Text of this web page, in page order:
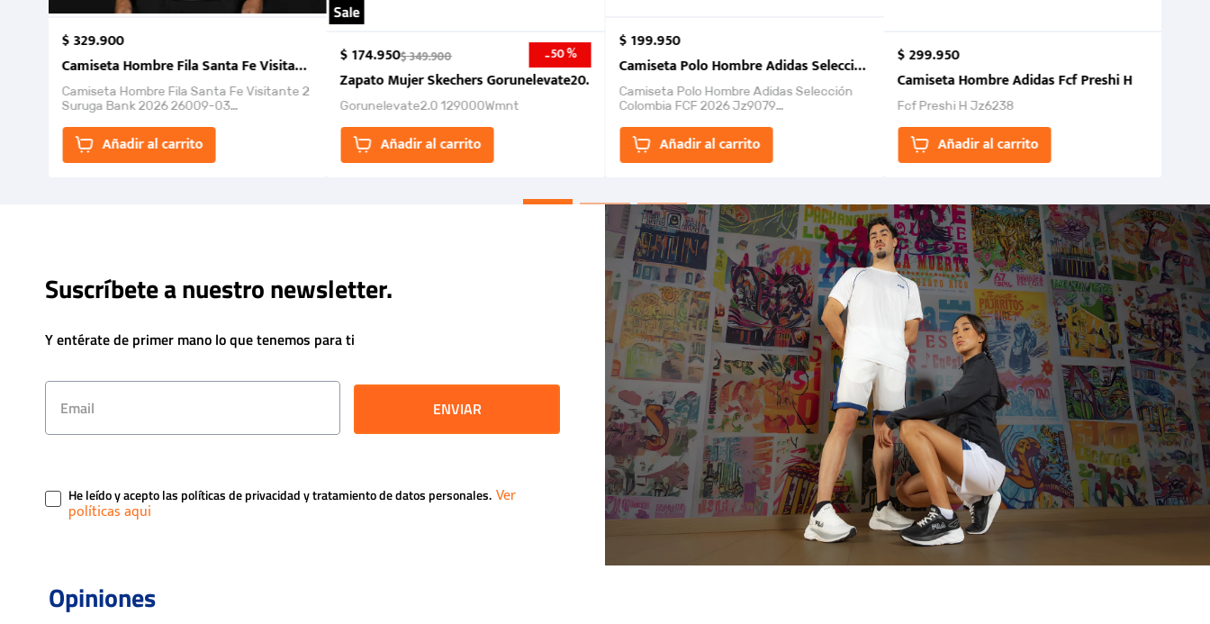
$329.900
Camiseta Hombre Fila Santa Fe Visitante 2 Suruga Bank 2026
Camiseta Hombre Fila Santa Fe Visitante 2
Suruga Bank 2026 26009-03
la Et...
Añadir al carrito
Sale
$174.950$349.900 -50 %
Zapato Mujer Skechers Gorunelevate20.
Gorunelevate2.0 129000Wmnt
Añadir al carrito
$199.950
Camiseta Polo Hombre Adidas Selección Colombia FCF 2026.
Camiseta Polo Hombre Adidas Selección
Colombia FCF 2026 Jz9079
un estilo de...Añadir al carrito
$299.950
Camiseta Hombre Adidas Fcf Preshi H
Fcf Preshi H Jz6238
Añadir al carrito
Suscríbete a nuestro newsletter.
Y entérate de primer mano lo que tenemos para ti
ENVIAR
He leído y acepto las políticas de privacidad y tratamiento de datos personales.